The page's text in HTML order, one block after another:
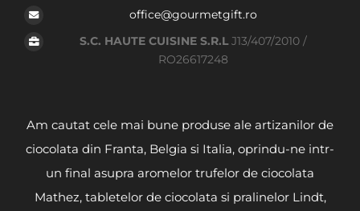
office@gourmetgift.ro
S.C. HAUTE CUISINE S.R.LJ13/407/2010 /
RO26617248
Am cautat cele mai bune produse ale artizanilor de
ciocolata din Franta, Belgia si Italia, oprindu-ne intr-
un final asupra aromelor trufelor de ciocolata
Mathez, tabletelor de ciocolata si pralinelor Lindt,